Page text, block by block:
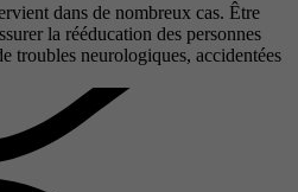
dans de nombreux cas. Être
la rééducation des personnes
troubles neurologiques, accidentées